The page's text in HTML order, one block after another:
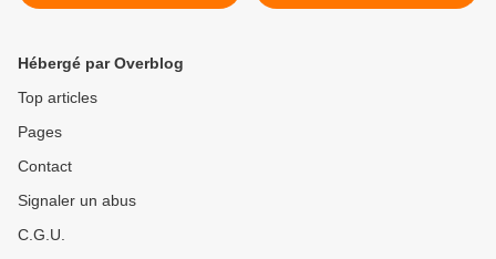
Hébergé par Overblog
Top articles
Pages
Contact
Signaler un abus
C.G.U.